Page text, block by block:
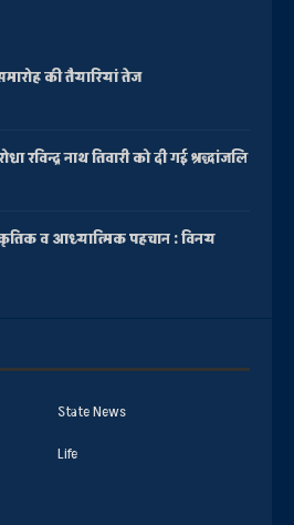
State News
Life
की तैयारियां तेज
रविन्द्र नाथ तिवारी को दी गई श्रद्धांजलि
व आध्यात्मिक पहचान : विनय